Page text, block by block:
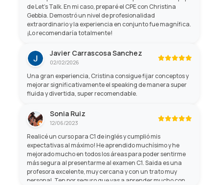
de Let's Talk. En mi caso, preparé el CPE con Christina
Gebbia. Demostró un nivel de profesionalidad
extraordinario y la experiencia en conjunto fue magnífica.
¡Lo recomendaría totalmente!
Javier Carrascosa Sanchez
02/02/2026
Una gran experiencia, Cristina consigue fijar conceptos y
mejorar significativamente el speaking de manera super
fluida y divertida, super recomendable.
Sonia Ruiz
12/06/2023
Realicé un curso para C1 de inglés y cumplió mis
expectativas al máximo! He aprendido muchísimo y he
mejorado mucho en todos los áreas para poder sentirme
más segura al presentarme al examen C1. Saida es una
profesora excelente, muy cercana y con un trato muy
personal. Ten por seguro que vas a aprender mucho con